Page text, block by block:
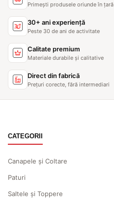
Primești produsele oriunde în țară
30+ ani experiență
Peste 30 de ani de activitate
Calitate premium
Materiale durabile și calitative
Direct din fabrică
Prețuri corecte, fără intermediari
CATEGORII
Canapele și Coltare
Paturi
Saltele și Toppere